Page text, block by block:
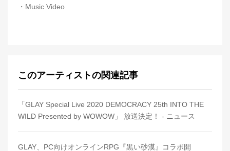
・Music Video
このアーティストの関連記事
「GLAY Special Live 2020 DEMOCRACY 25th INTO THE
WILD Presented by WOWOW」 放送決定！ - ニュース
GLAY、PC向けオンラインRPG『黒い砂漠』コラボ開